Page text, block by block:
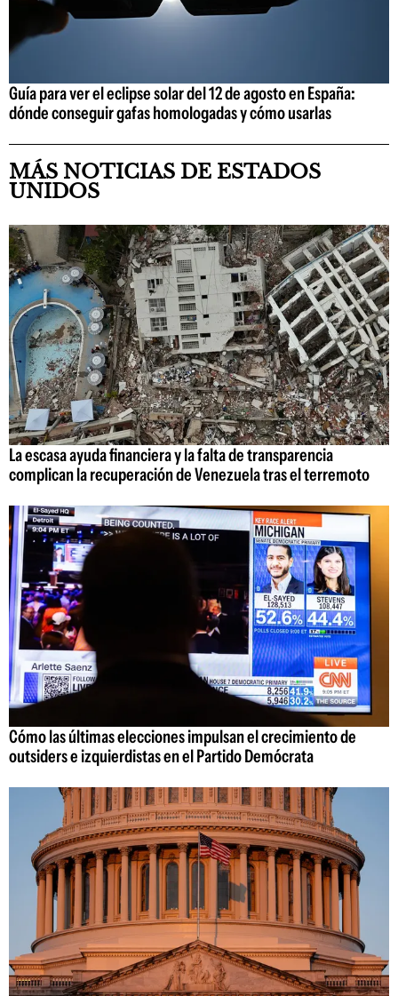
Guía para ver el eclipse solar del 12 de agosto en España:
dónde conseguir gafas homologadas y cómo usarlas
MÁS NOTICIAS DE ESTADOS
UNIDOS
La escasa ayuda financiera y la falta de transparencia
complican la recuperación de Venezuela tras el terremoto
Cómo las últimas elecciones impulsan el crecimiento de
outsiders e izquierdistas en el Partido Demócrata